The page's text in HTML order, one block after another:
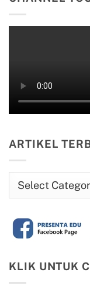
ARTIKEL
Terbaru
KLIK UNTUK